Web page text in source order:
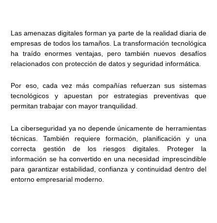
Las amenazas digitales forman ya parte de la realidad diaria de
empresas de todos los tamaños. La transformación tecnológica
ha traído enormes ventajas, pero también nuevos desafíos
relacionados con protección de datos y seguridad informática.
Por eso, cada vez más compañías refuerzan sus sistemas
tecnológicos y apuestan por estrategias preventivas que
permitan trabajar con mayor tranquilidad.
La ciberseguridad ya no depende únicamente de herramientas
técnicas. También requiere formación, planificación y una
correcta gestión de los riesgos digitales. Proteger la
información se ha convertido en una necesidad imprescindible
para garantizar estabilidad, confianza y continuidad dentro del
entorno empresarial moderno.